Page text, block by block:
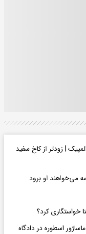
| زودتر از کاخ سفید
می‌خواهند او برود
خواستگاری کرد؟
اسطوره در دادگاه